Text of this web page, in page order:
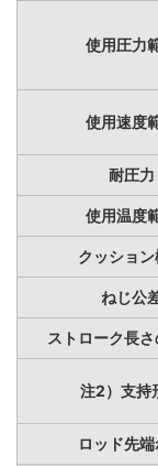
使用圧力
使用速度
耐圧力
使用温度
クッショ
ねじ公
ストローク長
注2）支持
ロッド先端